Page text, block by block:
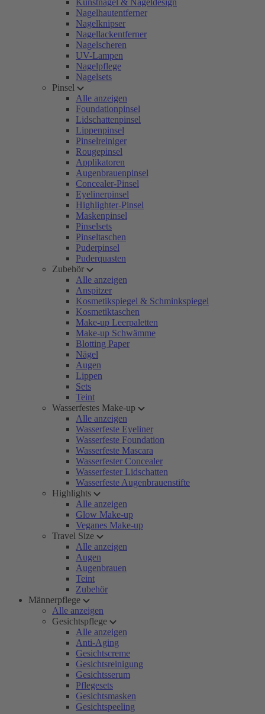
Kunstnägel & Nageldesign
Nagelhautentferner
Nagelknipser
Nagellackentferner
Nagelscheren
UV-Lampen
Nagelpflege
Nagelsets
Pinsel
Alle anzeigen
Foundationpinsel
Lidschattenpinsel
Lippenpinsel
Pinselreiniger
Rougepinsel
Applikatoren
Augenbrauenpinsel
Concealer-Pinsel
Eyelinerpinsel
Highlighter-Pinsel
Maskenpinsel
Pinselsets
Pinseltaschen
Puderpinsel
Puderquasten
Zubehör
Alle anzeigen
Anspitzer
Kosmetikspiegel & Schminkspiegel
Kosmetiktaschen
Make-up Leerpaletten
Make-up Schwämme
Blotting Paper
Nägel
Augen
Lippen
Sets
Teint
Wasserfestes Make-up
Alle anzeigen
Wasserfeste Eyeliner
Wasserfeste Foundation
Wasserfeste Mascara
Wasserfester Concealer
Wasserfester Lidschatten
Wasserfeste Augenbrauenstifte
Highlights
Alle anzeigen
Glow Make-up
Veganes Make-up
Travel Size
Alle anzeigen
Augen
Augenbrauen
Teint
Zubehör
Männerpflege
Alle anzeigen
Gesichtspflege
Alle anzeigen
Anti-Aging
Gesichtscreme
Gesichtsreinigung
Gesichtsserum
Pflegesets
Gesichtsmasken
Gesichtspeeling